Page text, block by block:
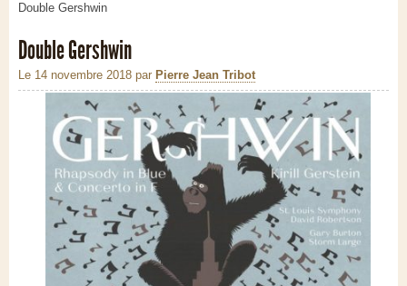
Double Gershwin
Double Gershwin
Le 14 novembre 2018 par Pierre Jean Tribot